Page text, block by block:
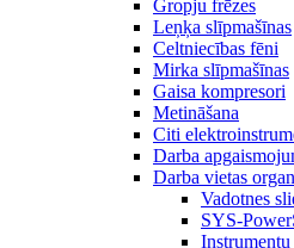
Gropju frēzes
Leņķa slīpmašīnas
Celtniecības fēni
Mirka slīpmašīnas
Gaisa kompresori
Metināšana
Citi
Darba
Darba vietas
Vadotnes
SYS-
Instrumentu